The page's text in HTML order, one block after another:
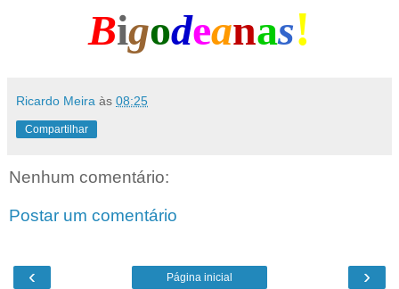
Bigodeanas!
Ricardo Meira às 08:25
Compartilhar
Nenhum comentário:
Postar um comentário
‹ ›
Página inicial